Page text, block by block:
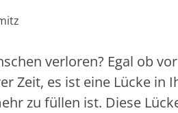
verloren? Egal ob vor
Zeit, es ist eine Lücke in
zu füllen ist. Diese